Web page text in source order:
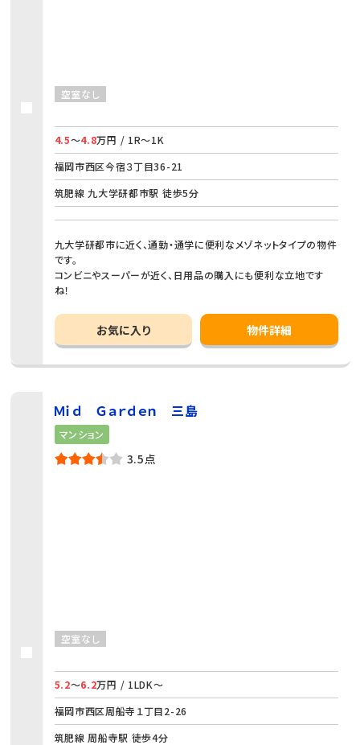
空室なし
4.5～4.8万円 / 1R～1K
福岡市西区今宿３丁目36-21
筑肥線 九大学研都市駅 徒歩5分
九大学研都市に近く、通勤・通学に便利なメゾネットタイプの物件
です。
コンビニやスーパーが近く、日用品の購入にも便利な立地です
ね！
お気に入り 物件詳細
Ｍｉｄ Ｇａｒｄｅｎ 三島
マンション
3.5点
空室なし
5.2～6.2万円 / 1LDK～
福岡市西区周船寺１丁目2-26
筑肥線 周船寺駅 徒歩4分